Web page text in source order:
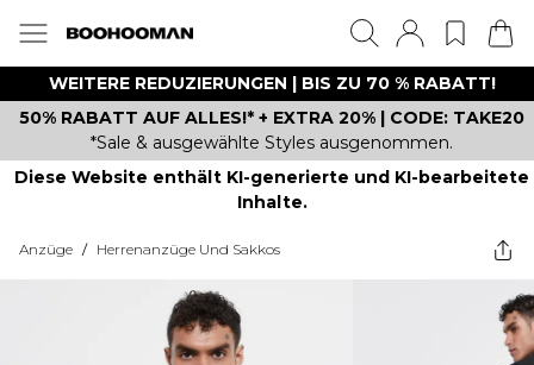
WEITERE REDUZIERUNGEN | BIS ZU 70 % RABATT!
50% RABATT AUF ALLES!* + EXTRA 20% | CODE: TAKE20
*Sale & ausgewählte Styles ausgenommen.
Diese Website enthält KI-generierte und KI-bearbeitete
Inhalte.
Anzüge / Herrenanzüge Und Sakkos